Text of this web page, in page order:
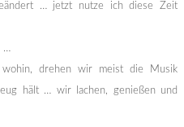
… jetzt nutze ich diese Zeit
…
drehen wir meist die Musik
hält … wir lachen, genießen und